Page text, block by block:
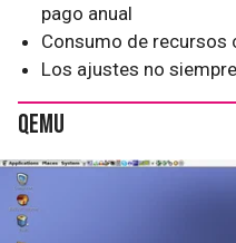
pago anual
Consumo de recursos
Los ajustes no
QEMU